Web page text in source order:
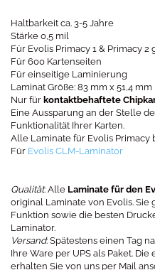
Haltbarkeit ca. 3-5 Jahre
Stärke 0,5 mil
Für Evolis Primacy 1 & Primacy 2
Für 600 Kartenseiten
Für einseitige Laminierung
Laminat Größe: 83 mm x 51,4 mm
Nur für kontaktbehaftete
Eine Aussparung an der Stelle
Funktionalität Ihrer Karten.
Alle Laminate für Evolis Primacy
Für Evolis CLM-Laminator
Qualität: Alle Laminate für den
original Laminate von Evolis.
Funktion sowie die besten
Laminator.
Versand: Spätestens einen Tag
Ihre Ware per UPS als Paket.
erhalten Sie von uns per Mail